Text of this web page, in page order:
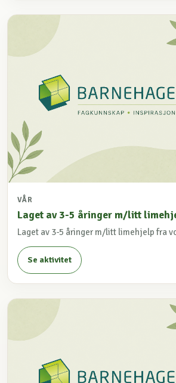
VÅR
Laget av 3-5 åringer m/litt
Laget av 3-5 åringer m/litt limehjelp fra
Se aktivitet